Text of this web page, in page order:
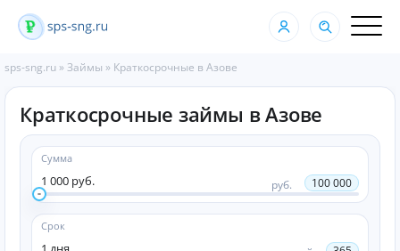
sps-sng.ru »Займы » Краткосрочные в Азове
Краткосрочные займы в Азове
Сумма
1 000 руб. руб. 100 000
Срок